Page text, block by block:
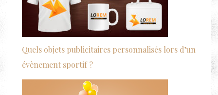
Quels objets publicitaires personnalisés lors d’un
évènement sportif ?